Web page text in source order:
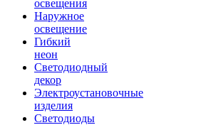
освещения
Наружное
освещение
Гибкий
неон
Светодиодный
декор
Электроустановочные
изделия
Светодиоды